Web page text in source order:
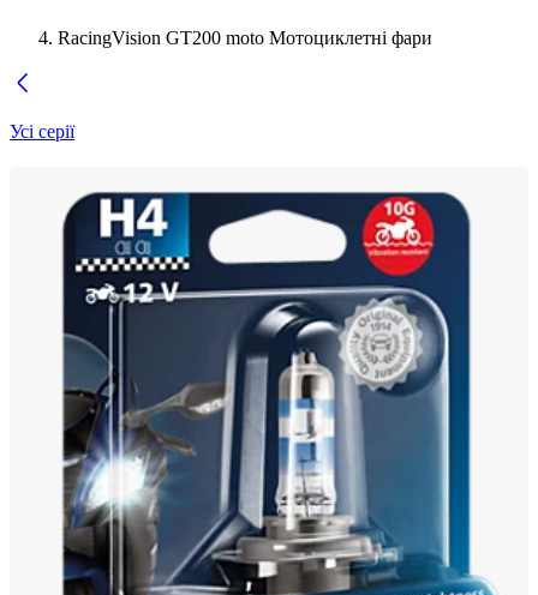
RacingVision GT200 moto Мотоциклетні фари
Усі серії